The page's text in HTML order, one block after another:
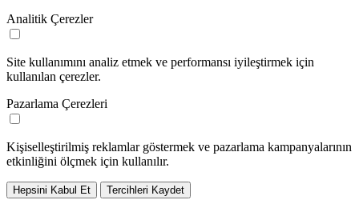
Analitik Çerezler
Site kullanımını analiz etmek ve performansı iyileştirmek için
kullanılan çerezler.
Pazarlama Çerezleri
Kişiselleştirilmiş reklamlar göstermek ve pazarlama kampanyalarının
etkinliğini ölçmek için kullanılır.
Hepsini Kabul Et Tercihleri Kaydet